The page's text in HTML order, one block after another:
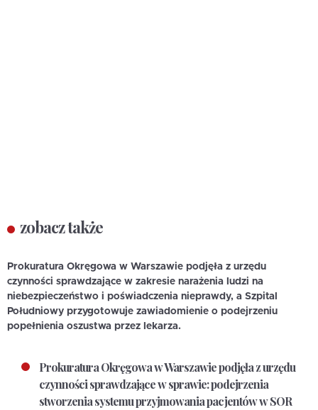
zobacz także
Prokuratura Okręgowa w Warszawie podjęła z urzędu
czynności sprawdzające w zakresie narażenia ludzi na
niebezpieczeństwo i poświadczenia nieprawdy, a Szpital
Południowy przygotowuje zawiadomienie o podejrzeniu
popełnienia oszustwa przez lekarza.
Prokuratura Okręgowa w Warszawie podjęła z urzędu
czynności sprawdzające w sprawie: podejrzenia
stworzenia systemu przyjmowania pacjentów w SOR